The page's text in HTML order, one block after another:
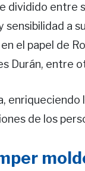
dividido entre
a
en el papel de
Durán, entre
enriqueciendo
de los